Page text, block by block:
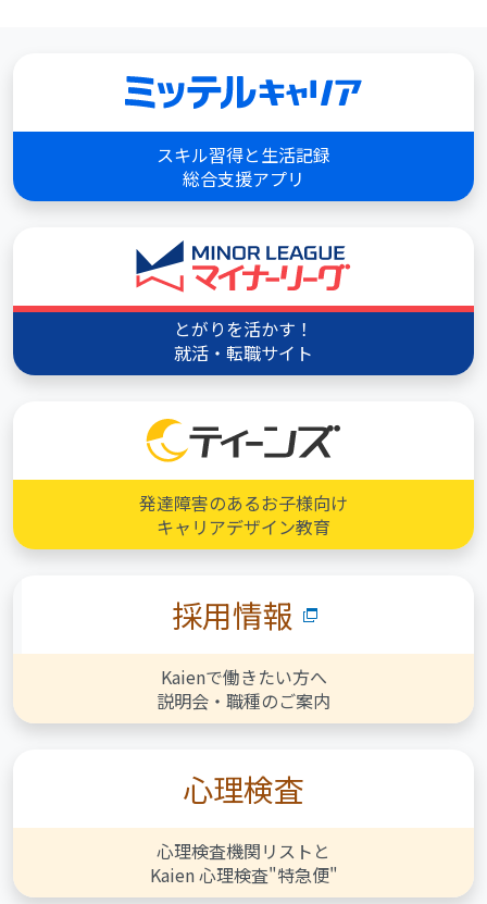
スキル習得と生活記録
総合支援アプリ
とがりを活かす！
就活・転職サイト
発達障害のあるお子様向け
キャリアデザイン教育
採用情報
Kaienで働きたい方へ
説明会・職種のご案内
心理検査
心理検査機関リストと
Kaien 心理検査"特急便"